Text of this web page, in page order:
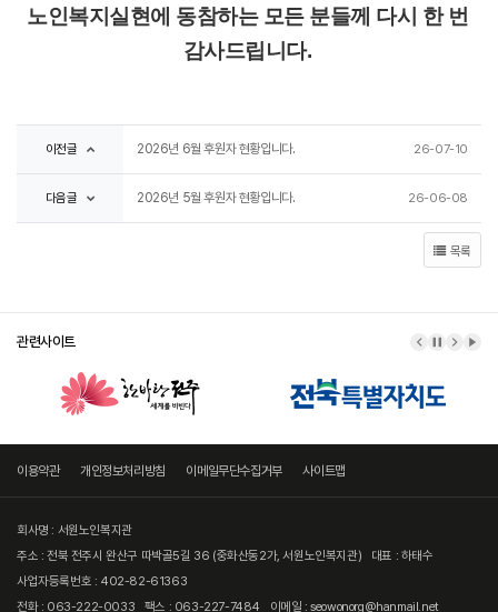
노인복지실현에 동참하는 모든 분들께 다시 한 번
감사드립니다.
이전글 2026년 6월 후원자 현황입니다. 26-07-10
다음글 2026년 5월 후원자 현황입니다. 26-06-08
목록
관련사이트 이전 배너
배너 정지
다음
배
이용약관 개인정보처리방침 이메일무단수집거부 사이트맵
회사명 : 서원노인복지관
주소 : 전북 전주시 완산구 따박골5길 36 (중화산동2가, 서원노인복지관)
대표 : 하태수
사업자등록번호 : 402-82-61363
전화 : 063-222-0033
팩스 : 063-227-7484 이메일 : seowonorg@hanmail.net